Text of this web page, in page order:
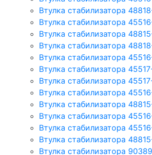
Втулка стабилизатора
Втулка стабилизатора
Втулка стабилизатора
Втулка стабилизатора
Втулка стабилизатора
Втулка стабилизатора
Втулка стабилизатора
Втулка стабилизатора
Втулка стабилизатора
Втулка стабилизатора
Втулка стабилизатора
Втулка стабилизатора
Втулка стабилизатора